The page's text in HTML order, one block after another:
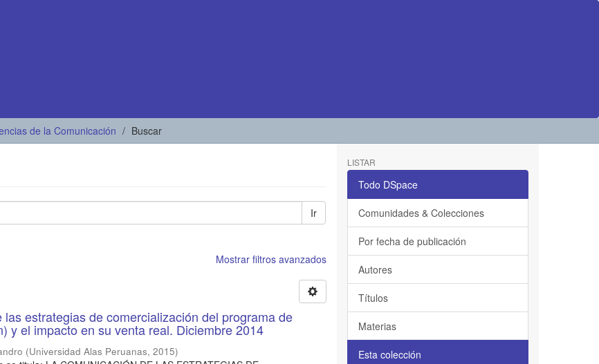
de la Comunicación Buscar
Ir
Mostrar filtros avanzados
las estrategias de comercialización del programa de
y el impacto en su venta real. Diciembre 2014
(Universidad Alas Peruanas,2015)
LISTAR
Todo DSpace
Comunidades & Colecciones
Por fecha de publicación
Autores
Títulos
Materias
Esta colección